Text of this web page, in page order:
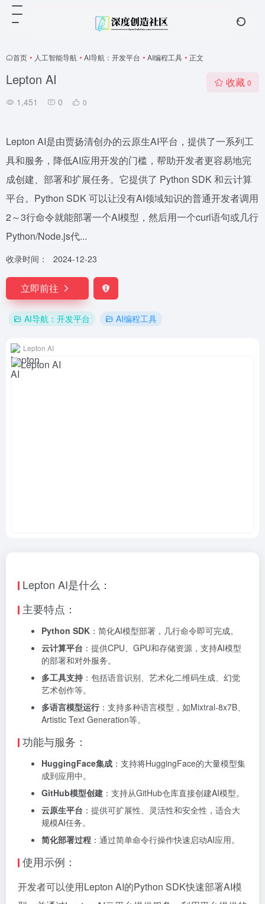
首页 • 人工智能导航 • AI导航：开发平台 • AI编程工具 • 正文
Lepton AI
1,451 0 0
收藏 0
Lepton AI是由贾扬清创办的云原生AI平台，提供了一系列工
具和服务，降低AI应用开发的门槛，帮助开发者更容易地完
成创建、部署和扩展任务。它提供了 Python SDK 和云计算
平台。Python SDK 可以让没有AI领域知识的普通开发者调用
2～3行命令就能部署一个AI模型，然后用一个curl语句或几行
Python/Node.js代...
收录时间： 2024-12-23
立即前往
AI导航：开发平台 AI编程工具
Lepton AI
Lepton AI是什么：
主要特点：
Python SDK ：简化AI模型部署，几行命令即可完成。
云计算平台 ：提供CPU、GPU和存储资源，支持AI模型
的部署和对外服务。
多工具支持 ：包括语音识别、艺术化二维码生成、幻觉
艺术创作等。
多语言模型运行 ：支持多种语言模型，如Mixtral-8x7B、
Artistic Text Generation等。
功能与服务：
HuggingFace集成 ：支持将HuggingFace的大量模型集
成到应用中。
GitHub模型创建 ：支持从GitHub仓库直接创建AI模型。
云原生平台 ：提供可扩展性、灵活性和安全性，适合大
规模AI任务。
简化部署过程 ：通过简单命令行操作快速启动AI应用。
使用示例：
开发者可以使用Lepton AI的Python SDK快速部署AI模